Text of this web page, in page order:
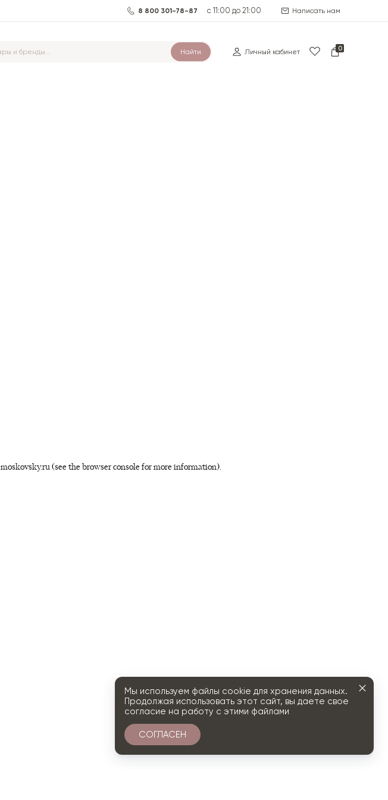
8 800 301-78-87 с 11:00 до 21:00 Написать нам
Найти Личный кабинет 0
moskovsky.ru (see the browser console for more information).
Мы используем файлы cookie для хранения данных.
Продолжая использовать этот сайт, вы даете свое
согласие на работу с этими файлами
СОГЛАСЕН